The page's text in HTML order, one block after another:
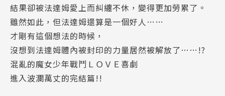
結果卻被法達姆愛上而糾纏不休，變得更加勞累了。
雖然如此，但法達姆還算是一個好人……
才剛有這個想法的時候，
沒想到法達姆體內被封印的力量居然被解放了……!?
混亂的魔女少年戰鬥ＬＯＶＥ喜劇
進入波瀾萬丈的完結篇!!